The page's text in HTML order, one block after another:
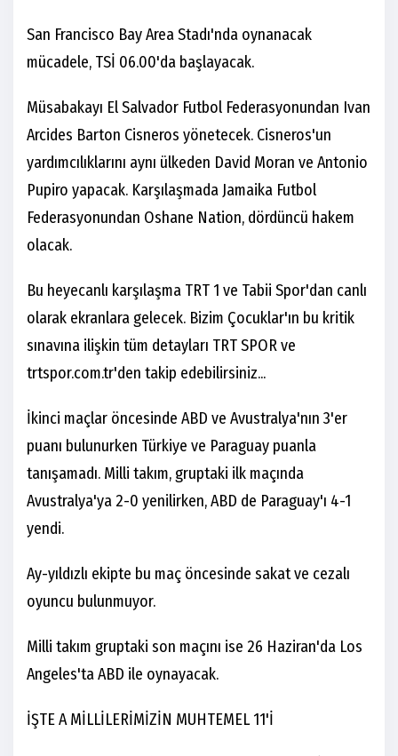
San Francisco Bay Area Stadı'nda oynanacak
mücadele, TSİ 06.00'da başlayacak.
Müsabakayı El Salvador Futbol Federasyonundan Ivan
Arcides Barton Cisneros yönetecek. Cisneros'un
yardımcılıklarını aynı ülkeden David Moran ve Antonio
Pupiro yapacak. Karşılaşmada Jamaika Futbol
Federasyonundan Oshane Nation, dördüncü hakem
olacak.
Bu heyecanlı karşılaşma TRT 1 ve Tabii Spor'dan canlı
olarak ekranlara gelecek. Bizim Çocuklar'ın bu kritik
sınavına ilişkin tüm detayları TRT SPOR ve
trtspor.com.tr'den takip edebilirsiniz...
İkinci maçlar öncesinde ABD ve Avustralya'nın 3'er
puanı bulunurken Türkiye ve Paraguay puanla
tanışamadı. Milli takım, gruptaki ilk maçında
Avustralya'ya 2-0 yenilirken, ABD de Paraguay'ı 4-1
yendi.
Ay-yıldızlı ekipte bu maç öncesinde sakat ve cezalı
oyuncu bulunmuyor.
Milli takım gruptaki son maçını ise 26 Haziran'da Los
Angeles'ta ABD ile oynayacak.
İŞTE A MİLLİLERİMİZİN MUHTEMEL 11'İ